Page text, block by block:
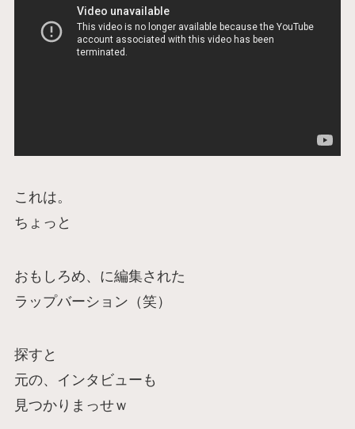
これは。
ちょっと
おもしろめ、に編集された
ラップバーション（笑）
探すと
元の、インタビューも
見つかりまっせｗ